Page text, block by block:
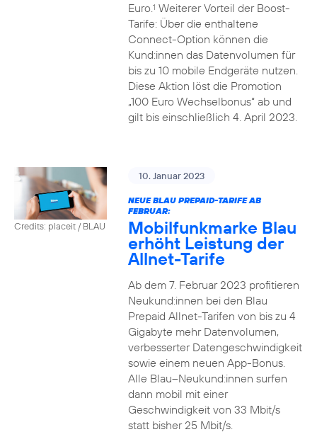
Euro.1 Weiterer Vorteil der Boost-
Tarife: Über die enthaltene
Connect-Option können die
Kund:innen das Datenvolumen für
bis zu 10 mobile Endgeräte nutzen.
Diese Aktion löst die Promotion
„100 Euro Wechselbonus“ ab und
gilt bis einschließlich 4. April 2023.
Credits: placeit / BLAU
10. Januar 2023
NEUE BLAU PREPAID-TARIFE AB
FEBRUAR:
Mobilfunkmarke Blau
erhöht Leistung der
Allnet-Tarife
Ab dem 7. Februar 2023 profitieren
Neukund:innen bei den Blau
Prepaid Allnet-Tarifen von bis zu 4
Gigabyte mehr Datenvolumen,
verbesserter Datengeschwindigkeit
sowie einem neuen App-Bonus.
Alle Blau–Neukund:innen surfen
dann mobil mit einer
Geschwindigkeit von 33 Mbit/s
statt bisher 25 Mbit/s.